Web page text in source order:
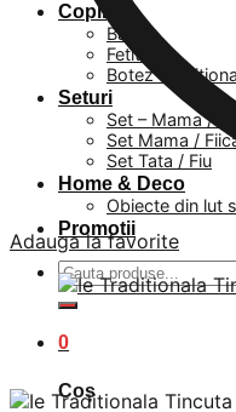
Copii
Baieti
Fetite
Botez
Seturi
Set – Mama /
Set Mama /
Set Tata / Fiu
Home & Deco
Obiecte din lut
Promotii
Caută
după:
0
Coș
Adauga la favorite